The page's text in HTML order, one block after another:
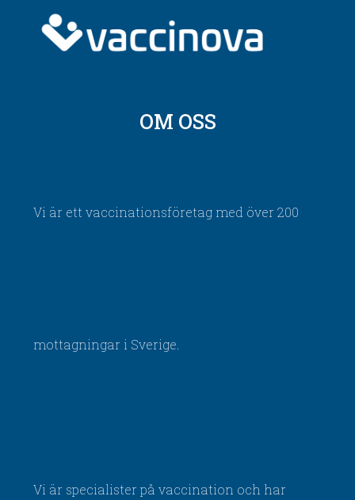
OM OSS
Vi är ett vaccinationsföretag med över 200
mottagningar i Sverige.
Vi är specialister på vaccination och har